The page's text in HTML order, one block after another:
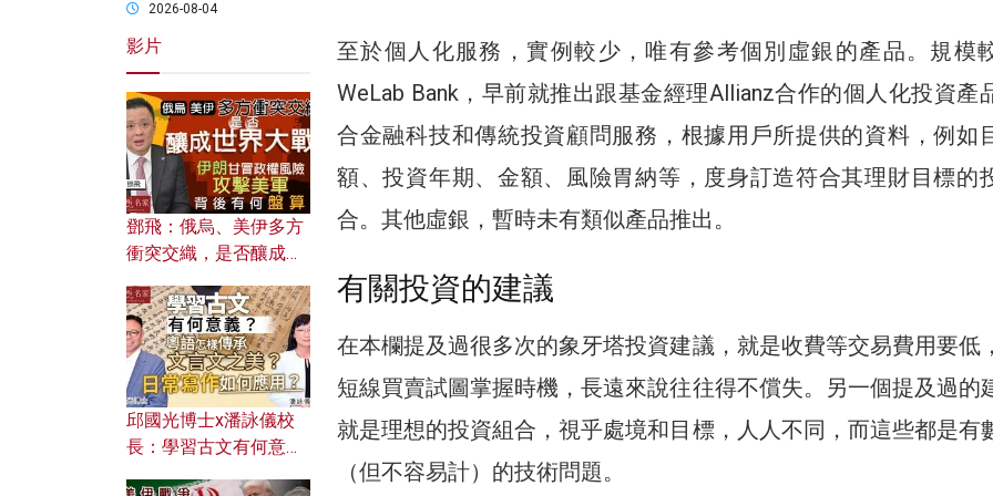
至於個人化服務，實例較少，唯有參考個別虛銀的產品。規模
WeLab Bank，早前就推出跟基金經理Allianz合作的個人化投資產
合金融科技和傳統投資顧問服務，根據用戶所提供的資料，例如
額、投資年期、金額、風險胃納等，度身訂造符合其理財目標的
合。其他虛銀，暫時未有類似產品推出。
有關投資的建議
在本欄提及過很多次的象牙塔投資建議，就是收費等交易費用要低
短線買賣試圖掌握時機，長遠來說往往得不償失。另一個提及過的
就是理想的投資組合，視乎處境和目標，人人不同，而這些都是有
（但不容易計）的技術問題。
2026-08-04
影片
鄧飛：俄烏、美伊多方
衝突交織，是否釀成世
風險攻擊美軍，背後有
何盤算？
邱國光博士x潘詠儀校
長：學習古文有何意